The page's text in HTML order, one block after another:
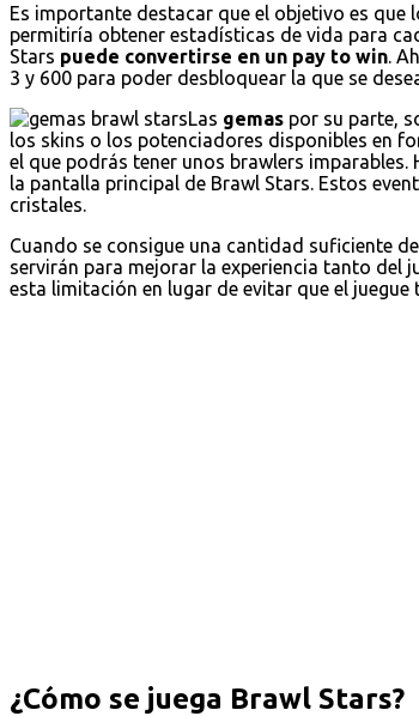
Es importante destacar que el objetivo es
permitiría obtener estadísticas de vida para
Stars puede convertirse en un pay to win .
3 y 600 para poder desbloquear la que se
Las gemas por su parte,
los skins o los potenciadores disponibles en
el que podrás tener unos brawlers imparables.
la pantalla principal de Brawl Stars. Estos
cristales.
Cuando se consigue una cantidad suficiente
servirán para mejorar la experiencia tanto del
esta limitación en lugar de evitar que el juegue
¿Cómo se juega Brawl Stars?